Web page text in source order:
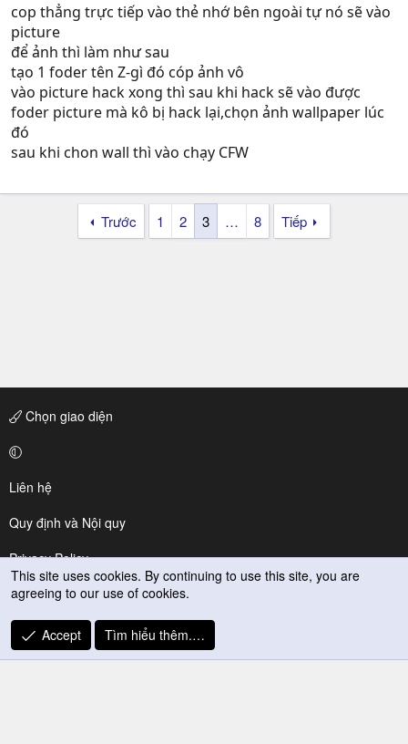
cop thẳng trực tiếp vào thẻ nhớ bên ngoài tự nó sẽ vào
picture
để ảnh thì làm như sau
tạo 1 foder tên Z-gì đó cóp ảnh vô
vào picture hack xong thì sau khi hack sẽ vào được
foder picture mà kô bị hack lại,chọn ảnh wallpaper lúc
đó
sau khi chon wall thì vào chạy CFW
Trước 1 2 3 … 8 Tiếp
Chọn giao diện
Liên hệ
Quy định và Nội quy
Privacy Policy
Trợ giúp
R
S
This site uses cookies. By continuing to use this site, you are
agreeing to our use of cookies.
Accept Tìm hiểu thêm.…